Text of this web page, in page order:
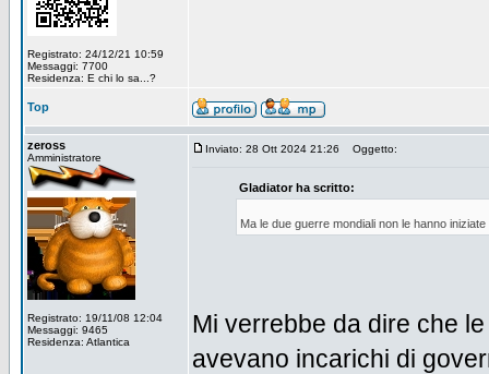
Registrato: 24/12/21 10:59
Messaggi: 7700
Residenza: E chi lo sa...?
Top
zeross
Amministratore
Registrato: 19/11/08 12:04
Messaggi: 9465
Residenza: Atlantica
Inviato: 28 Ott 2024 21:26 Oggetto:
Gladiator ha scritto:
Ma le due guerre mondiali non le hanno
Mi verrebbe da dire che
avevano incarichi di